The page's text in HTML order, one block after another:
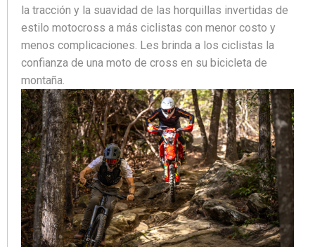
la tracción y la suavidad de las horquillas invertidas de
estilo motocross a más ciclistas con menor costo y
menos complicaciones. Les brinda a los ciclistas la
confianza de una moto de cross en su bicicleta de
montaña.